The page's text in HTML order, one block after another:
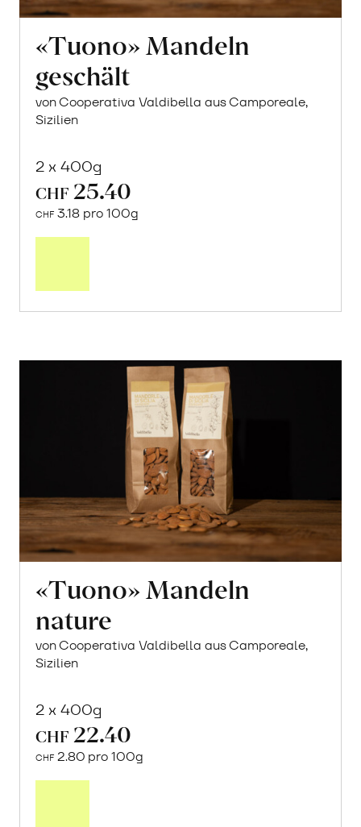
«Tuono» Mandeln
geschält
von Cooperativa Valdibella aus Camporeale,
Sizilien
2 x 400g
CHF 25.40
CHF 3.18 pro 100g
«Tuono» Mandeln
nature
von Cooperativa Valdibella aus Camporeale,
Sizilien
2 x 400g
CHF 22.40
CHF 2.80 pro 100g